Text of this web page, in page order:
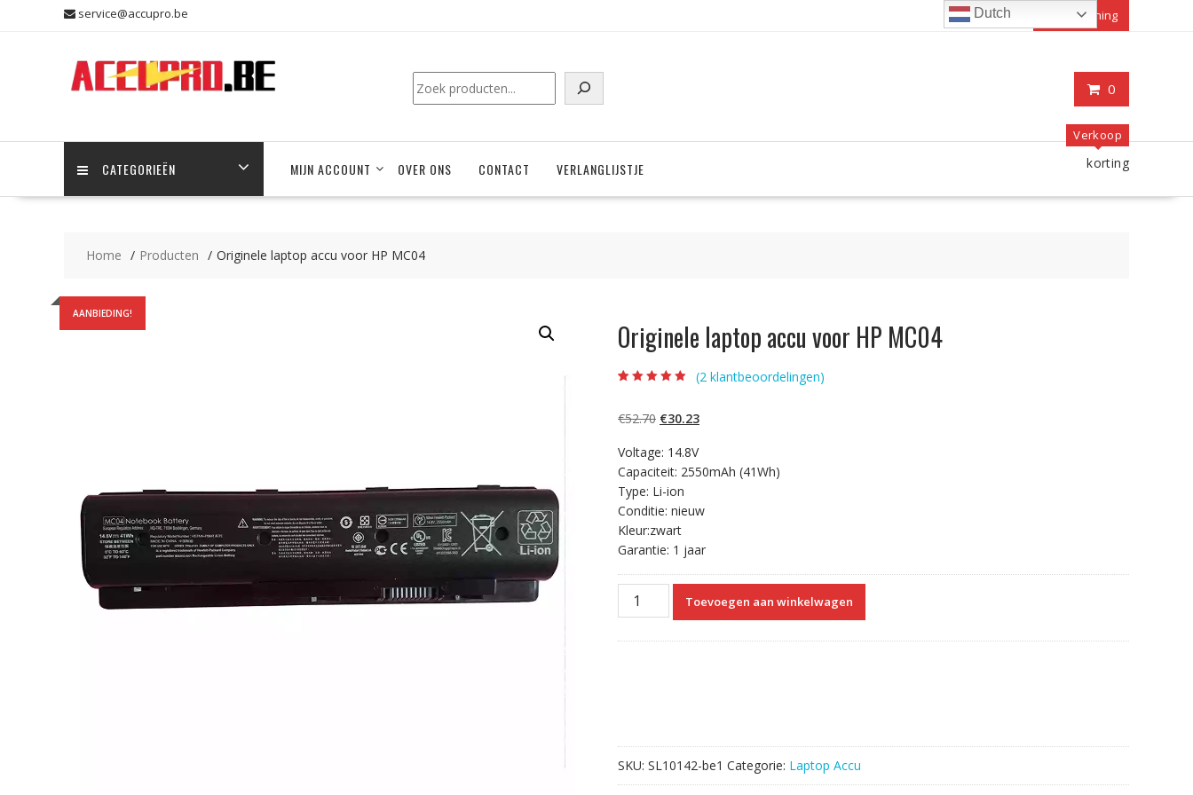
service@accupro.be Mijn rekening
0
Zoeken
CATEGORIEËN MIJN ACCOUNT OVER ONS CONTACT VERLANGLIJSTJE
Verkoop
korting
Home Producten Originele laptop accu voor HP MC04
AANBIEDING!
Originele laptop accu voor HP MC04
gebaseerd op
klantbeoordelin
(2 klantbeoordelingen)
€52.70 Oorspronkelijke
was:
€52.70.
€30.23Huidige
€30.23.
Voltage: 14.8V
Capaciteit: 2550mAh (41Wh)
Type: Li-ion
Conditie: nieuw
Kleur:zwart
Garantie: 1 jaar
Originele
laptop
Toevoegen aan winkelwagen
SKU: SL10142-be1 Categorie: Laptop Accu
Dutch